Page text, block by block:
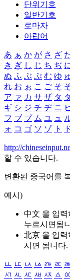
단위기호
일반기호
로마자
아랍어
あ ぁ か が さ ざ
き ぎ し じ ち ぢ
ぬ ふ ぶ ぷ む ゆ
れ お ぉ こ ご そ
ア ァ カ サ ザ タ
ギ シ ジ チ ヂ ニ
フ ブ プ ム ユ ュ
ォ コ ゴ ソ ゾ ト
http://
할 수 있습니다.
변환된 중국어를
예시)
中文 을 입력
누르시면됩
北京 을 입력
시면 됩니다.
ㅥ ㅦ ㅧ ㅨ ㅩ ㅪ
ㅺ ㅻ ㅼ ㅽ ㅾ ㅿ